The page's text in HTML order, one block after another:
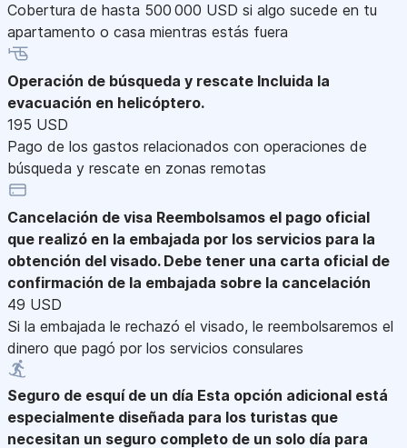
Cobertura de hasta 500 000 USD si algo sucede en tu
apartamento o casa mientras estás fuera
Operación de búsqueda y rescate Incluida la
evacuación en helicóptero.
195 USD
Pago de los gastos relacionados con operaciones de
búsqueda y rescate en zonas remotas
Cancelación de visa Reembolsamos el pago oficial
que realizó en la embajada por los servicios para la
obtención del visado. Debe tener una carta oficial de
confirmación de la embajada sobre la cancelación
49 USD
Si la embajada le rechazó el visado, le reembolsaremos el
dinero que pagó por los servicios consulares
Seguro de esquí de un día Esta opción adicional está
especialmente diseñada para los turistas que
necesitan un seguro completo de un solo día para